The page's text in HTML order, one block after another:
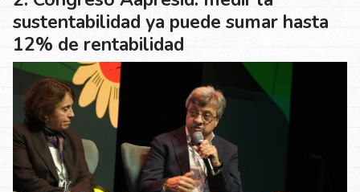
sustentabilidad ya puede sumar hasta
12% de rentabilidad